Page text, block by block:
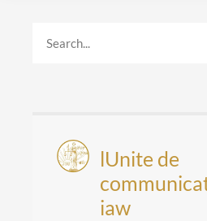
lUnite de
iaw